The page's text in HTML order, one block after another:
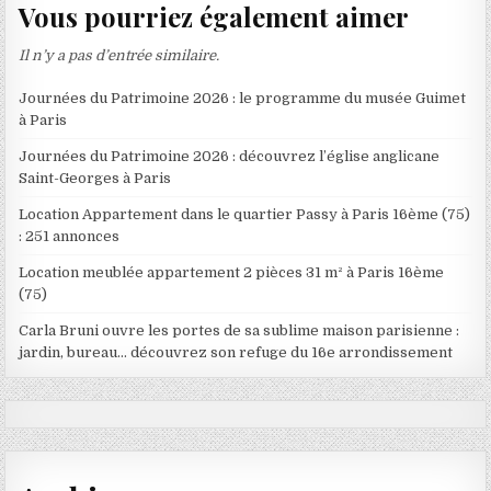
Vous pourriez également aimer
Il n’y a pas d’entrée similaire.
Journées du Patrimoine 2026 : le programme du musée Guimet
à Paris
Journées du Patrimoine 2026 : découvrez l’église anglicane
Saint-Georges à Paris
Location Appartement dans le quartier Passy à Paris 16ème (75)
: 251 annonces
Location meublée appartement 2 pièces 31 m² à Paris 16ème
(75)
Carla Bruni ouvre les portes de sa sublime maison parisienne :
jardin, bureau… découvrez son refuge du 16e arrondissement